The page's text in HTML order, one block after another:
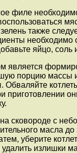
филе
также
необходимо
яйцо, соль
порцию массы
Обваляйте
приготовлении
на сковороде с
масла до
уберите
излишки